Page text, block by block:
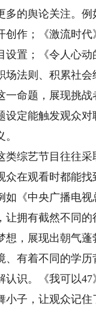
多的舆论关注。
创作；《激流时
设置；《令人心
法则、积累社
命题，展现挑
定能触发观众
综艺节目往往采
众在观看时都能
如《中央广播电
让拥有截然不同
，展现出朝气
、有着不同的学
认识。《我可以
子，让观众记